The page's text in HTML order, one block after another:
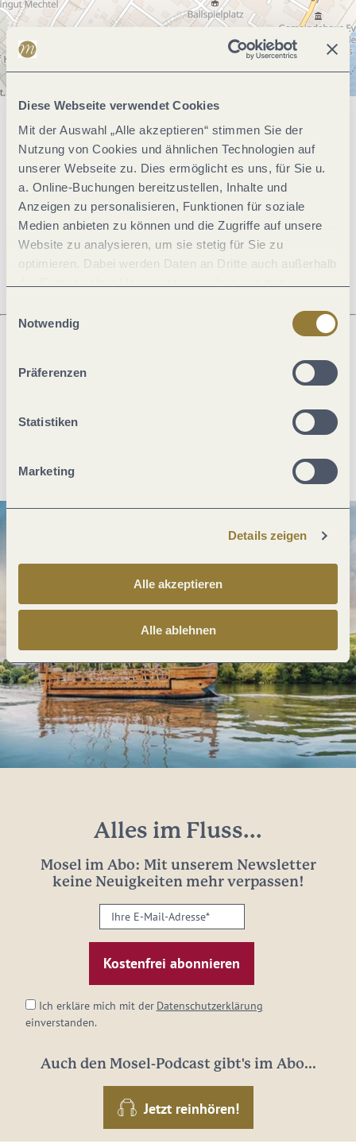
Diese Webseite verwendet Cookies
Mit der Auswahl „Alle akzeptieren“ stimmen Sie der
Nutzung von Cookies und ähnlichen Technologien auf
unserer Webseite zu. Dies ermöglicht es uns, für Sie u.
a. Online-Buchungen bereitzustellen, Inhalte und
Anzeigen zu personalisieren, Funktionen für soziale
Medien anbieten zu können und die Zugriffe auf unsere
Website zu analysieren, um sie stetig für Sie zu
optimieren. Dabei werden Daten an Dritte auch außerhalb
jederzeit widerrufen werden. Mit der Auswahl "Alle
ablehnen" kann es zu Beeinträchtigungen in der Nutzung
Notwendig
Präferenzen
Statistiken
Marketing
Details zeigen
Alle akzeptieren
Alle ablehnen
Allgemeine Informationen
Öffnungszeiten
Ruhetage
Was möchtest du als nächstes tun?
Alles im Fluss...
Mosel im Abo: Mit unserem Newsletter
keine Neuigkeiten mehr verpassen!
Ihre
E-
Mail-
Adresse:
Ich erkläre mich mit der Datenschutzerklärung
einverstanden.
Auch den Mosel-Podcast gibt's im Abo...
Jetzt reinhören!